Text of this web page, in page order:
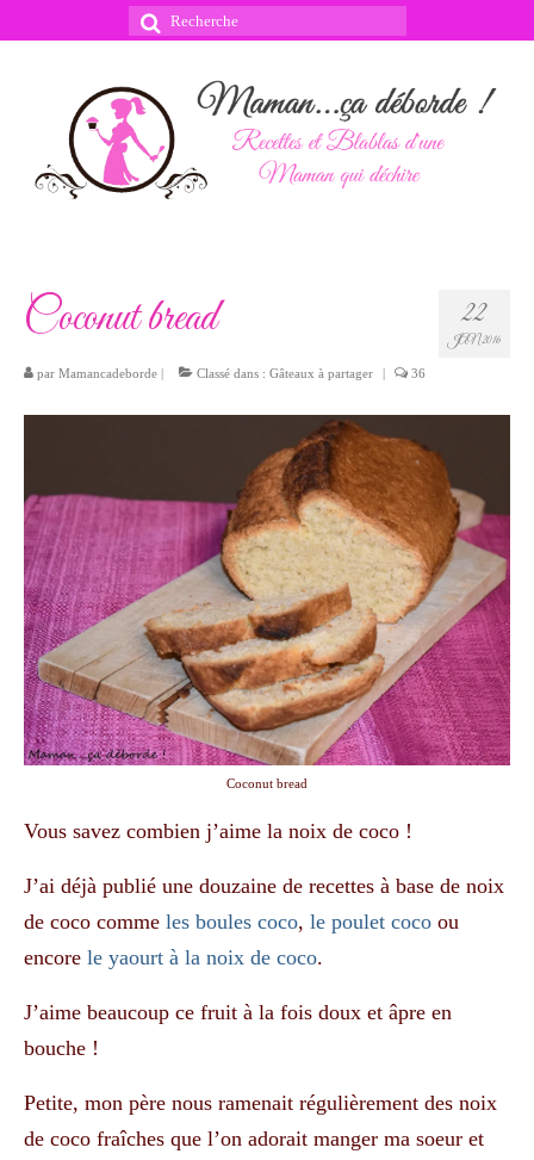
Rechercher
22
JAN 2016
Coconut bread
par Mamancadeborde | Classé dans : Gâteaux à partager | 36
Coconut bread
Vous savez combien j’aime la noix de coco !
J’ai déjà publié une douzaine de recettes à base de noix
de coco comme les boules coco, le poulet coco ou
encore le yaourt à la noix de coco.
J’aime beaucoup ce fruit à la fois doux et âpre en
bouche !
Petite, mon père nous ramenait régulièrement des noix
de coco fraîches que l’on adorait manger ma soeur et